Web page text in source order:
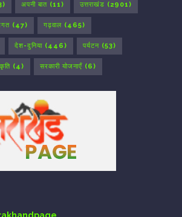
अपनी बात (11) उत्तराखंड (2901)
(47) गढ़वाल (465)
देश-दुनिया (446) पर्यटन (53)
(4) सरकारी योजनाएँ (6)